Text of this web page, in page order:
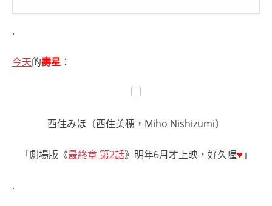
.
今天的壽星 ：
西住みほ〔西住美穗，Miho Nishizumi〕
「劇場版《最終章 第2話》明年6月才上映，好久喔♥ 」
.